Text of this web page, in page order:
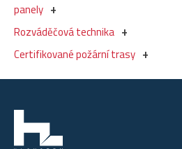
panely
Rozváděčová technika
Certifikované požární trasy